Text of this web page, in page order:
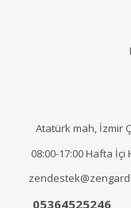
Atatürk mah, İzmir
08:00-17:00 Hafta İçi
05364525246